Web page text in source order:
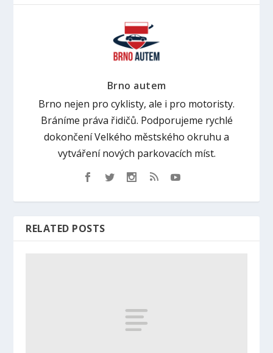
Brno autem
Brno nejen pro cyklisty, ale i pro motoristy.
Bráníme práva řidičů. Podporujeme rychlé
dokončení Velkého městského okruhu a
vytváření nových parkovacích míst.
RELATED POSTS